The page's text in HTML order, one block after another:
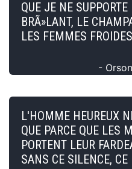
QUE JE NE
BRÃ»LANT, LE
LES FEMMES
-
L'HOMME HEUREUX
QUE PARCE QUE LES
PORTENT LEUR
SANS CE SILENCE,